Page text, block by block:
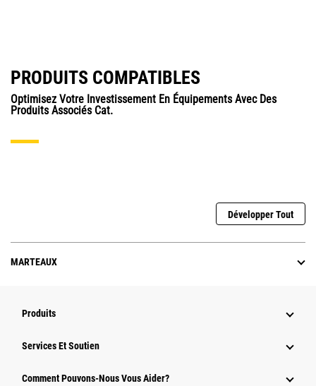
PRODUITS COMPATIBLES
Optimisez Votre Investissement En Équipements Avec Des
Produits Associés Cat.
Développer Tout
MARTEAUX
Produits
Services Et Soutien
Comment Pouvons-Nous Vous Aider?